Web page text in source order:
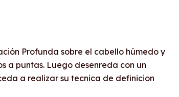
Profunda sobre el cabello húmedo y
a puntas. Luego desenreda con un
a realizar su tecnica de definicion